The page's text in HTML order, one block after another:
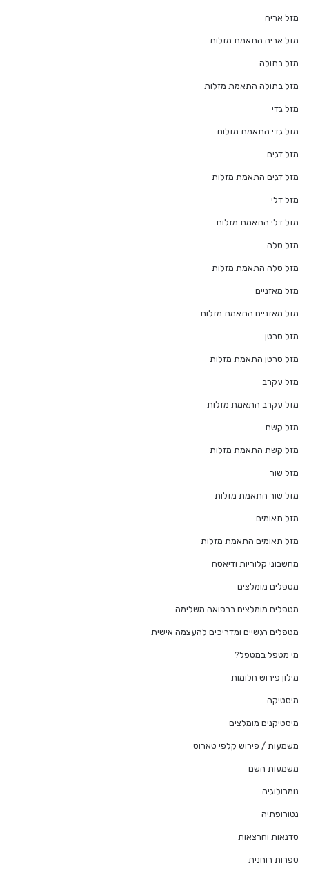
מזל אריה
מזל אריה התאמת מזלות
מזל בתולה
מזל בתולה התאמת מזלות
מזל גדי
מזל גדי התאמת מזלות
מזל דגים
מזל דגים התאמת מזלות
מזל דלי
מזל דלי התאמת מזלות
מזל טלה
מזל טלה התאמת מזלות
מזל מאזניים
מזל מאזניים התאמת מזלות
מזל סרטן
מזל סרטן התאמת מזלות
מזל עקרב
מזל עקרב התאמת מזלות
מזל קשת
מזל קשת התאמת מזלות
מזל שור
מזל שור התאמת מזלות
מזל תאומים
מזל תאומים התאמת מזלות
מחשבוני קלוריות ודיאטה
מטפלים מומלצים
מטפלים מומלצים ברפואה משלימה
מטפלים רגשיים ומדריכים להעצמה אישית
מי מטפל במטפל?
מילון פירוש חלומות
מיסטיקה
מיסטיקנים מומלצים
משמעות / פירוש קלפי טארוט
משמעות השם
נומרולוגיה
נטורופתיה
סדנאות והרצאות
ספרות רוחנית